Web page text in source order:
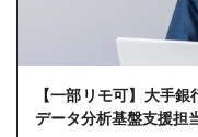
【一部リモ可】大手
データ分析基盤支援担